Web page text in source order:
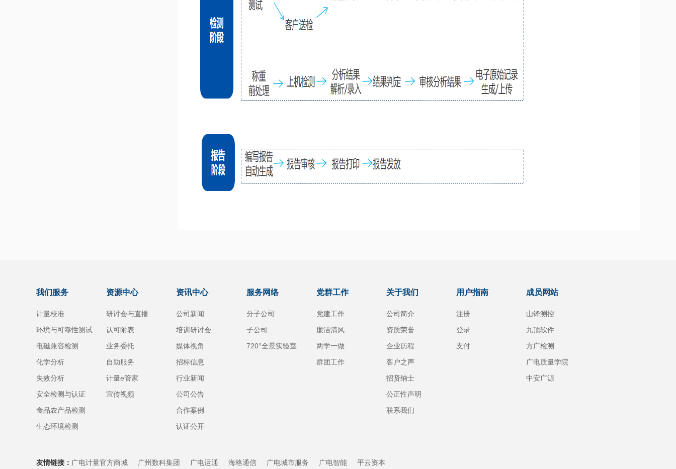
我们服务
计量校准
环境与可靠性测试
电磁兼容检测
化学分析
失效分析
安全检测与认证
食品农产品检测
生态环境检测
资源中心
研讨会与直播
认可附表
业务委托
自助服务
计量e管家
宣传视频
资讯中心
公司新闻
培训研讨会
媒体视角
招标信息
行业新闻
公司公告
合作案例
认证公开
服务网络
分子公司
子公司
720°全景实验室
党群工作
党建工作
廉洁清风
两学一做
群团工作
关于我们
公司简介
资质荣誉
企业历程
客户之声
招贤纳士
公正性声明
联系我们
用户指南
注册
登录
支付
成员网站
山锋测控
九顶软件
方广检测
广电质量学院
中安广源
友情链接： 广电计量官方商城 广州数科集团 广电运通 海格通信 广电城市服务 广电智能 平云资本